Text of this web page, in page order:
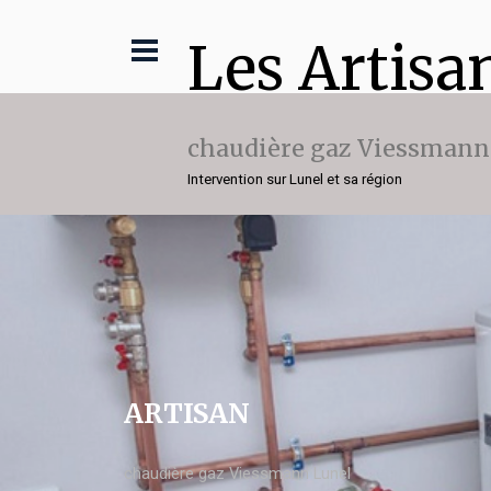
Les
chaudière gaz Viessmann
Intervention sur Lunel et sa région
ARTISAN
chaudière gaz Viessmann Lunel